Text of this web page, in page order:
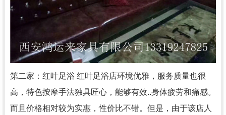
第二家：红叶足浴 红叶足浴店环境优雅，服务质量也很
高，特色按摩手法独具匠心，能够有效..身体疲劳和痛感。
而且价格相对较为实惠，性价比不错。但是，由于该店人